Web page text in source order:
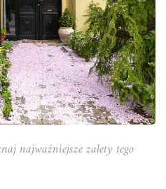
najważniejsze zalety tego